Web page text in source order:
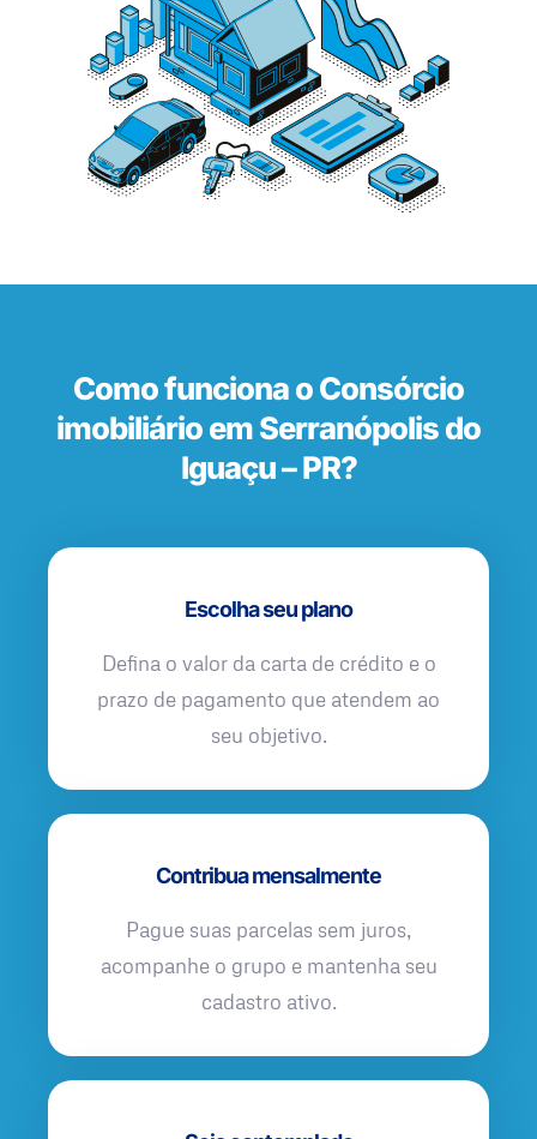
Como funciona o Consórcio
imobiliário em Serranópolis do
Iguaçu – PR?
Escolha seu plano
Defina o valor da carta de crédito e o
prazo de pagamento que atendem ao
seu objetivo.
Contribua mensalmente
Pague suas parcelas sem juros,
acompanhe o grupo e mantenha seu
cadastro ativo.